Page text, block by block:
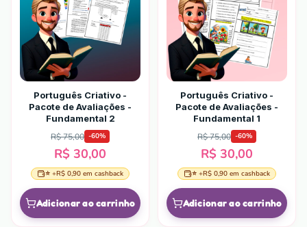
Português Criativo -
Pacote de Avaliações -
Fundamental 2
R$ 75,00 -60%
R$ 30,00
⭐ +R$ 0,90 em cashback
Adicionar ao carrinho
Português Criativo -
Pacote de Avaliações -
Fundamental 1
R$ 75,00 -60%
R$ 30,00
⭐ +R$ 0,90 em cashback
Adicionar ao carrinho